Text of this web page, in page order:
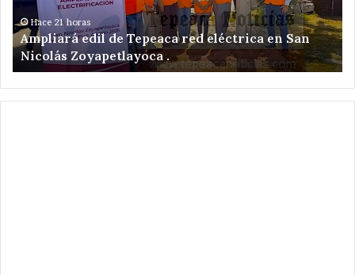
21 horas
edil de Tepeaca red eléctrica en San
Zoyapetlayoca .
ahora
en
la
colonia
Santa
Cecilia
.
Hace 1 día
colonia